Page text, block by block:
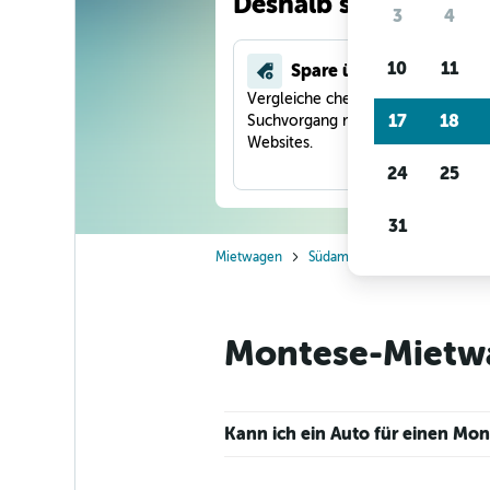
Spare über 40 %
Vergleiche checkfelix in einem
Suchvorgang mit anderen Reise-
Websites.
Mietwagen Südamerika
Montese-
Kann ich ein Auto für einen
3 4
10 11
17 18
24 25
31